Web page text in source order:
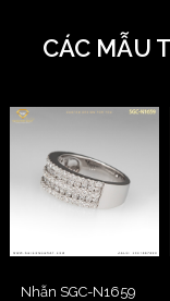
CÁC MẪU
Nhẫn SGC-N1659